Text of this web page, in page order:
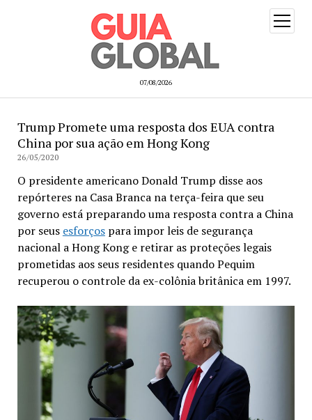
07/08/2026
open
menu
Trump Promete uma resposta dos EUA contra
China por sua ação em Hong Kong
26/05/2020
O presidente americano Donald Trump disse aos
repórteres na Casa Branca na terça-feira que seu
governo está preparando uma resposta contra a China
por seus esforçospara impor leis de segurança
nacional a Hong Kong e retirar as proteções legais
prometidas aos seus residentes quando Pequim
recuperou o controle da ex-colônia britânica em 1997.